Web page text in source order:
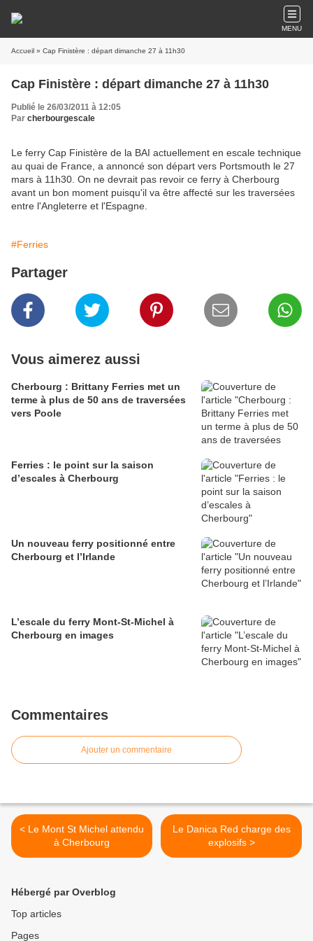
MENU
Accueil » Cap Finistère : départ dimanche 27 à 11h30
Cap Finistère : départ dimanche 27 à 11h30
Publié le 26/03/2011 à 12:05
Par cherbourgescale
Le ferry Cap Finistère de la BAI actuellement en escale technique
au quai de France, a annoncé son départ vers Portsmouth le 27
mars à 11h30. On ne devrait pas revoir ce ferry à Cherbourg
avant un bon moment puisqu'il va être affecté sur les traversées
entre l'Angleterre et l'Espagne.
#Ferries
Partager
Vous aimerez aussi
Cherbourg : Brittany Ferries met un
terme à plus de 50 ans de traversées
vers Poole
Ferries : le point sur la saison
d’escales à Cherbourg
Un nouveau ferry positionné entre
Cherbourg et l’Irlande
L’escale du ferry Mont-St-Michel à
Cherbourg en images
Commentaires
Ajouter un commentaire
< Le Mont St Michel attendu
à Cherbourg
Le Danica Red charge des
explosifs >
Hébergé par Overblog
Top articles
Pages